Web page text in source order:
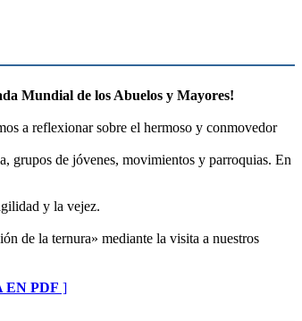
Mundial de los Abuelos y Mayores!
a reflexionar sobre el hermoso y conmovedor
grupos de jóvenes, movimientos y parroquias. En
y la vejez.
de la ternura» mediante la visita a nuestros
EN PDF ]